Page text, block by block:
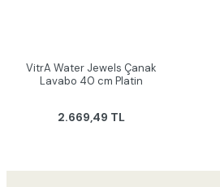
VitrA Water Jewels Çanak
Lavabo 40 cm Platin
2.669,49 TL